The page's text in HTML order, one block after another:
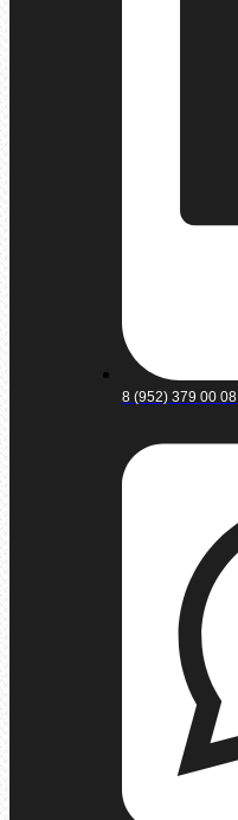
8 (952) 379 00 08